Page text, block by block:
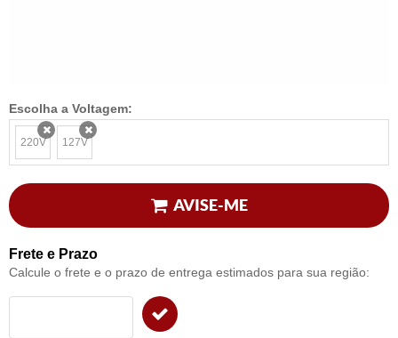
Escolha a Voltagem:
220V
x 127V
x
AVISE-ME
Frete e Prazo
Calcule o frete e o prazo de entrega estimados para sua região: